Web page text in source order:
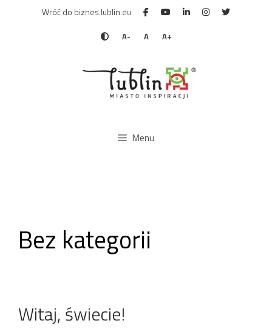
Wróć do biznes.lublin.eu
A- A A+
Menu
Bez kategorii
Witaj, świecie!